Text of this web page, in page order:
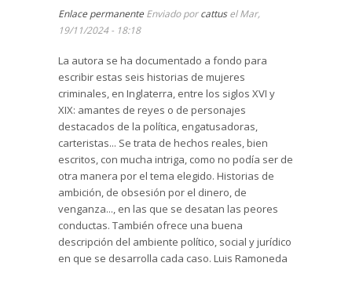
Enlace permanente Enviado porcattusel Mar,
19/11/2024 - 18:18
La autora se ha documentado a fondo para
escribir estas seis historias de mujeres
criminales, en Inglaterra, entre los siglos XVI y
XIX: amantes de reyes o de personajes
destacados de la política, engatusadoras,
carteristas... Se trata de hechos reales, bien
escritos, con mucha intriga, como no podía ser de
otra manera por el tema elegido. Historias de
ambición, de obsesión por el dinero, de
venganza..., en las que se desatan las peores
conductas. También ofrece una buena
descripción del ambiente político, social y jurídico
en que se desarrolla cada caso. Luis Ramoneda